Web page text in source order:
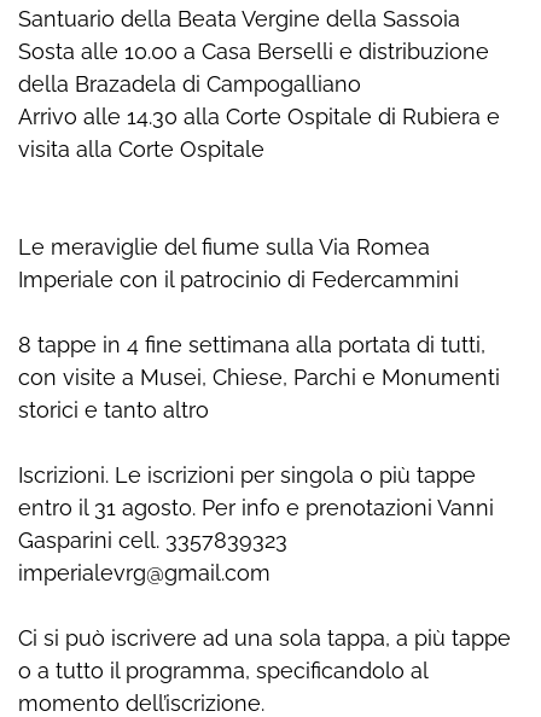
Santuario della Beata Vergine della Sassoia
Sosta alle 10.00 a Casa Berselli e distribuzione
della Brazadela di Campogalliano
Arrivo alle 14.30 alla Corte Ospitale di Rubiera e
visita alla Corte Ospitale
Le meraviglie del fiume sulla Via Romea
Imperiale con il patrocinio di Federcammini
8 tappe in 4 fine settimana alla portata di tutti,
con visite a Musei, Chiese, Parchi e Monumenti
storici e tanto altro
Iscrizioni. Le iscrizioni per singola o più tappe
entro il 31 agosto. Per info e prenotazioni Vanni
Gasparini cell. 3357839323
imperialevrg@gmail.com
Ci si può iscrivere ad una sola tappa, a più tappe
o a tutto il programma, specificandolo al
momento dell’iscrizione.